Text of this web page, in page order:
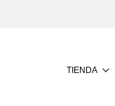
TIENDA